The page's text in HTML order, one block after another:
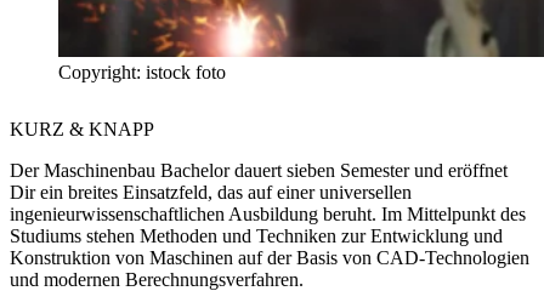
Copyright: istock foto
KURZ & KNAPP
Der Maschinenbau Bachelor dauert sieben Semester und eröffnet
Dir ein breites Einsatzfeld, das auf einer universellen
ingenieurwissenschaftlichen Ausbildung beruht. Im Mittelpunkt des
Studiums stehen Methoden und Techniken zur Entwicklung und
Konstruktion von Maschinen auf der Basis von CAD-Technologien
und modernen Berechnungsverfahren.